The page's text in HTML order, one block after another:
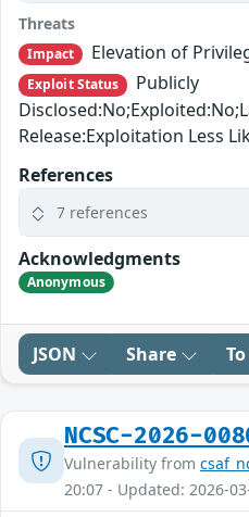
Threats
Impact Elevation of
Exploit Status
Publicly
Release:Exploitation Less
References
7 references
Acknowledgments
Anonymous
JSON Share
NCSC-2026-
Vulnerability from
20:07 - Updated: 2026-